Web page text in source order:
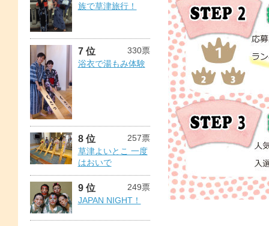
族で草津旅行！
7 位
330票
浴衣で湯もみ体験
8 位
257票
草津よいとこ 一度
はおいで
9 位
249票
JAPAN NIGHT！